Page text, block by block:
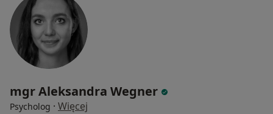
mgr Aleksandra Wegner
Psycholog · Więcej